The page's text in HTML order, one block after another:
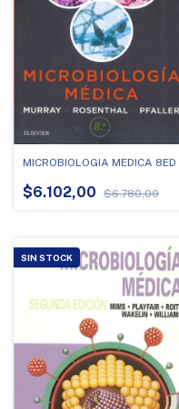
MICROBIOLOGIA MEDICA 8ED
$6.102,00 $6.780,00
SIN STOCK